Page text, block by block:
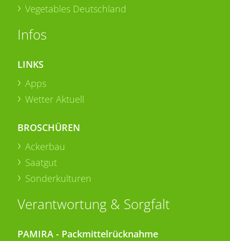
Vegetables Deutschland
Infos
LINKS
Apps
Wetter Aktuell
BROSCHÜREN
Ackerbau
Saatgut
Sonderkulturen
Verantwortung & Sorgfalt
PAMIRA - Packmittelrücknahme